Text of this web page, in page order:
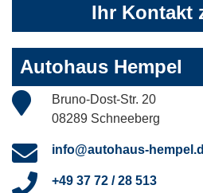
Ihr Kontakt
Autohaus Hempel
Bruno-Dost-Str. 20
08289 Schneeberg
info@autohaus-
+49 37 72 / 28 513